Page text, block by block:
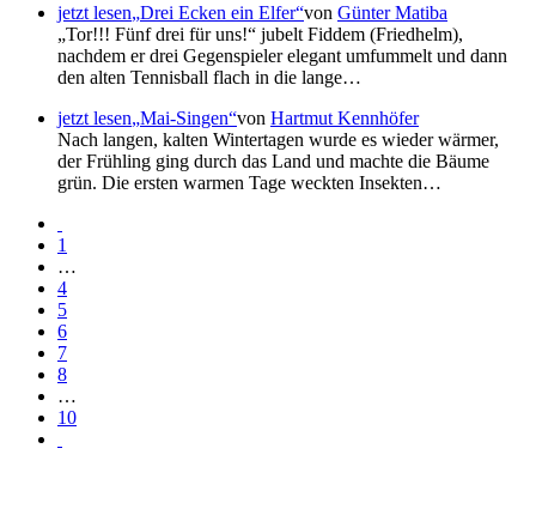
jetzt lesen Drei Ecken ein Elfer von Günter Matiba
Tor!!! Fünf drei für uns!
jubelt Fiddem (Friedhelm),
nachdem er drei Gegenspieler elegant umfummelt und dann
den alten Tennisball flach in die lange…
jetzt lesen Mai-Singen von Hartmut Kennhöfer
Nach langen, kalten Wintertagen wurde es wieder wärmer,
der Frühling ging durch das Land und machte die Bäume
grün. Die ersten warmen Tage weckten Insekten…
1
…
4
5
6
7
8
…
10